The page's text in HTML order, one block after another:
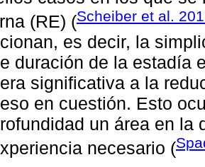
(RE) (Scheiber et al.
es decir, la
duración de la estadía
significativa a la
en cuestión. Esto
un área en la
necesario (